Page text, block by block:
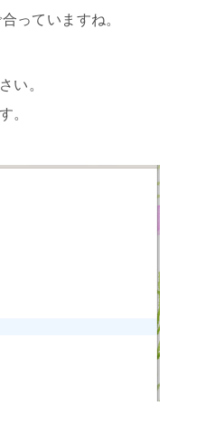
っていますね。
い。
。